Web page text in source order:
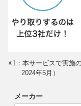
※1：本サービスで実施
2024年5月）
メーカー